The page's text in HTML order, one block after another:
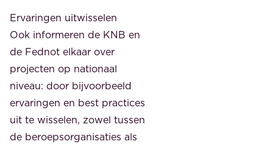
Ervaringen uitwisselen
Ook informeren de KNB en
de Fednot elkaar over
projecten op nationaal
niveau: door bijvoorbeeld
ervaringen en best practices
uit te wisselen, zowel tussen
de beroepsorganisaties als